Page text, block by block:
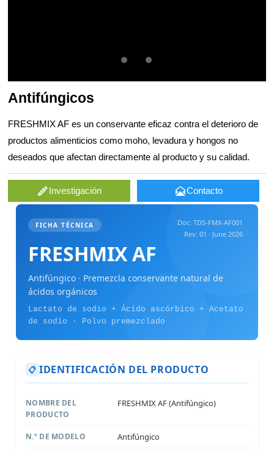
Antifúngicos
FRESHMIX AF es un conservante eficaz contra el deterioro de
productos alimenticios como moho, levadura y hongos no
deseados que afectan directamente al producto y su calidad.
Investigación Contacto
FICHA TÉCNICA
FRESHMIX AF
Antifúngico · Premezcla conservante natural de
ácidos orgánicos
Lactato de sodio + Ácido ascórbico + Acetato
de sodio · Polvo premezclado
Doc: TDS-FMX-AF001
Rev: 01 · June 2026
📋 IDENTIFICACIÓN DEL PRODUCTO
NOMBRE DEL
PRODUCTO
FRESHMIX AF (Antifúngico)
N.º DE MODELO Antifúngico